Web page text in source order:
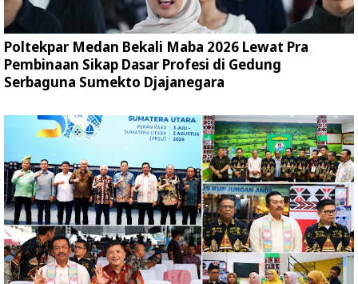
Poltekpar Medan Bekali Maba 2026 Lewat Pra
Pembinaan Sikap Dasar Profesi di Gedung
Serbaguna Sumekto Djajanegara